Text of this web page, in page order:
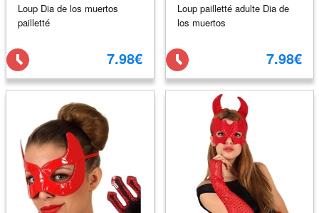
Loup Dia de los muertos
pailletté
7.98€
Loup pailletté adulte Dia de
los muertos
7.98€